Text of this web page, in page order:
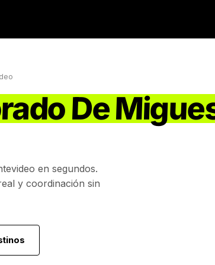
De
en segundos.
y coordinación sin